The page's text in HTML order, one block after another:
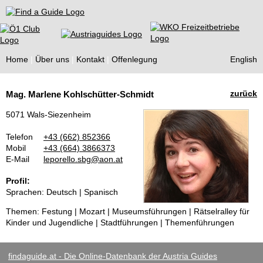
Find a Guide
Home Über uns Kontakt Offenlegung English
Guides
zurück
Mag. Marlene Kohlschütter-Schmidt
5071 Wals-Siezenheim
Telefon
+43 (662) 852366
Mobil
+43 (664) 3866373
E-Mail
leporello.sbg@aon.at
Profil:
Sprachen: Deutsch | Spanisch
Themen: Festung | Mozart | Museumsführungen | Rätselralley für
Kinder und Jugendliche | Stadtführungen | Themenführungen
findaguide.at - Die Online-Datenbank der Austria Guides